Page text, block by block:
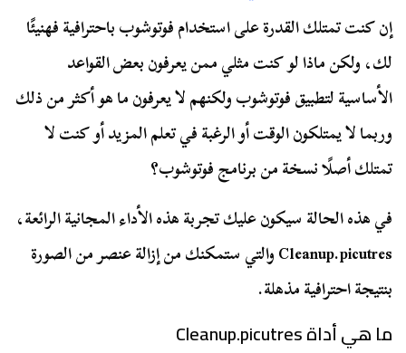
إن كنت تمتلك القدرة على استخدام فوتوشوب باحترافية فهنيئًا
لك، ولكن ماذا لو كنت مثلي ممن يعرفون بعض القواعد
الأساسية لتطبيق فوتوشوب ولكنهم لا يعرفون ما هو أكثر من ذلك
وربما لا يمتلكون الوقت أو الرغبة في تعلم المزيد أو كنت لا
تمتلك أصلًا نسخة من برنامج فوتوشوب؟
في هذه الحالة سيكون عليك تجربة هذه الأداء المجانية الرائعة،
Cleanup.picutres والتي ستمكنك من إزالة عنصر من الصورة
بنتيجة احترافية مذهلة.
ما هي أداة Cleanup.picutres